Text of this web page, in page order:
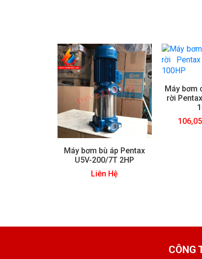
Máy bơm bù áp Pentax
U5V-200/7T 2HP
Liên Hệ
Máy bơm
rời
CÔNG